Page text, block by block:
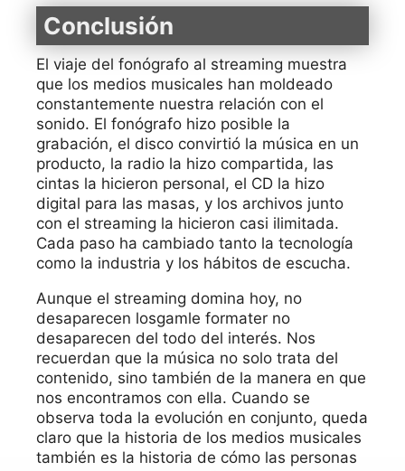
Conclusión
El viaje del fonógrafo al streaming muestra
que los medios musicales han moldeado
constantemente nuestra relación con el
sonido. El fonógrafo hizo posible la
grabación, el disco convirtió la música en un
producto, la radio la hizo compartida, las
cintas la hicieron personal, el CD la hizo
digital para las masas, y los archivos junto
con el streaming la hicieron casi ilimitada.
Cada paso ha cambiado tanto la tecnología
como la industria y los hábitos de escucha.
Aunque el streaming domina hoy, no
desaparecen losgamle formater no
desaparecen del todo del interés. Nos
recuerdan que la música no solo trata del
contenido, sino también de la manera en que
nos encontramos con ella. Cuando se
observa toda la evolución en conjunto, queda
claro que la historia de los medios musicales
también es la historia de cómo las personas